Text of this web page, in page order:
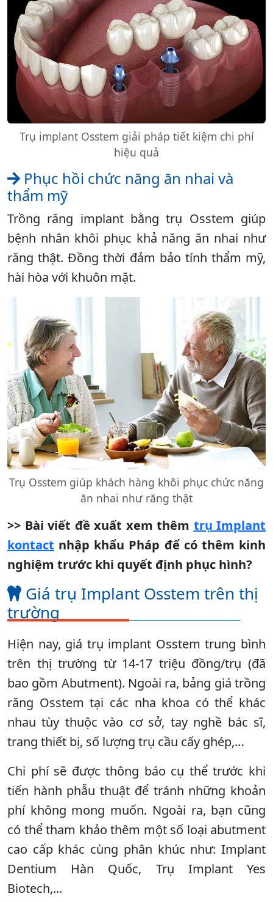
Trụ implant Osstem giải pháp tiết kiệm chi phí
hiệu quả
Phục hồi chức năng ăn nhai và
thẩm mỹ
Trồng răng implant bằng trụ Osstem giúp
bệnh nhân khôi phục khả năng ăn nhai như
răng thật. Đồng thời đảm bảo tính thẩm mỹ,
hài hòa với khuôn mặt.
Trụ Osstem giúp khách hàng khôi phục chức năng
ăn nhai như răng thật
>> Bài viết đề xuất xem thêm trụ Implant
kontact nhập khẩu Pháp để có thêm kinh
nghiệm trước khi quyết định phục hình?
Giá trụ Implant Osstem trên thị
trường
Hiện nay, giá trụ implant Osstem trung bình
trên thị trường từ 14-17 triệu đồng/trụ (đã
bao gồm Abutment). Ngoài ra, bảng giá trồng
răng Osstem tại các nha khoa có thể khác
nhau tùy thuộc vào cơ sở, tay nghề bác sĩ,
trang thiết bị, số lượng trụ cầu cấy ghép,…
Chi phí sẽ được thông báo cụ thể trước khi
tiến hành phẫu thuật để tránh những khoản
phí không mong muốn. Ngoài ra, bạn cũng
có thể tham khảo thêm một số loại abutment
cao cấp khác cùng phân khúc như: Implant
Dentium Hàn Quốc, Trụ Implant Yes
Biotech,...